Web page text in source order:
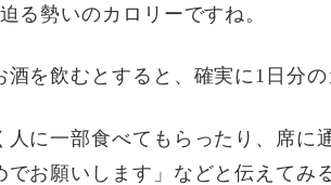
る勢いのカロリーですね。
酒を飲むとすると、確実に1日分
人に一部食べてもらったり、席に
でお願いします」などと伝えてみ